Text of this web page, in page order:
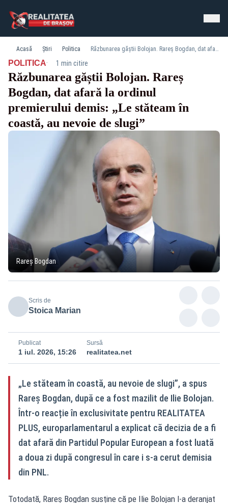
Acasă Știri Politica Răzbunarea găștii Bolojan. Rareș Bogdan, dat afară la ordinul premierului demis: „Le stăteam în coastă, au nevoie de slugi”
POLITICA· 1 min citire
Răzbunarea găștii Bolojan. Rareș
Bogdan, dat afară la ordinul
premierului demis: „Le stăteam în
coastă, au nevoie de slugi”
Rareș Bogdan
Scris de
Stoica Marian
Publicat
1 iul. 2026, 15:26
Sursă
realitatea.net
„Le stăteam în coastă, au nevoie de slugi”, a spus
Rareș Bogdan, după ce a fost mazilit de Ilie Bolojan.
Într-o reacție în exclusivitate pentru REALITATEA
PLUS, europarlamentarul a explicat că decizia de a fi
dat afară din Partidul Popular European a fost luată
a doua zi după congresul în care i s-a cerut demisia
din PNL.
Totodată, Rareș Bogdan susține că pe Ilie Bolojan l-a deranjat